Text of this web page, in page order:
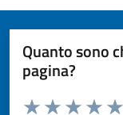
Quanto sono
pagina?
Valuta da 1 a 5 stelle